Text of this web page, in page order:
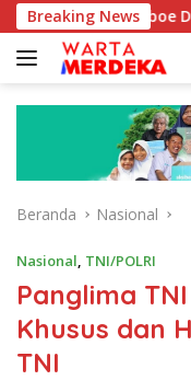
Langsung
ke
konten
Breaking News
Aboe Dorong
Beranda Nasional
Nasional, TNI/POLRI
Panglima
Khusus dan
TNI